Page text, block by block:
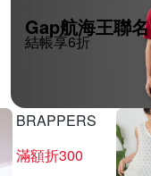
Gap航海王聯名
結帳享6折
BRAPPERS
滿額折300